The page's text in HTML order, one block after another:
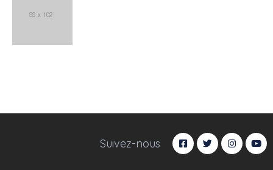
Suivez-nous